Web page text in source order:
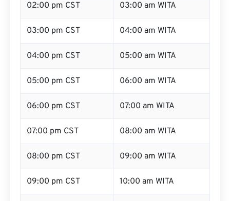
02:00 pm CST 03:00 am WITA
03:00 pm CST 04:00 am WITA
04:00 pm CST 05:00 am WITA
05:00 pm CST 06:00 am WITA
06:00 pm CST 07:00 am WITA
07:00 pm CST 08:00 am WITA
08:00 pm CST 09:00 am WITA
09:00 pm CST 10:00 am WITA